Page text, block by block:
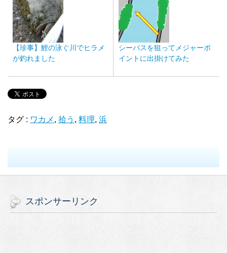
【珍事】鯉の泳ぐ川でヒラメ
が釣れました
シーバスを狙ってメジャーポ
イントに出掛けてみた
タグ : ワカメ , 拾う , 料理, 浜
スポンサーリンク